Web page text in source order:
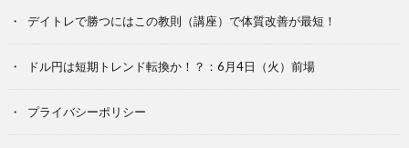
デイトレで勝つにはこの教則（講座）で体質改善が最短！
ドル円は短期トレンド転換か！？：6月4日（火）前場
プライバシーポリシー